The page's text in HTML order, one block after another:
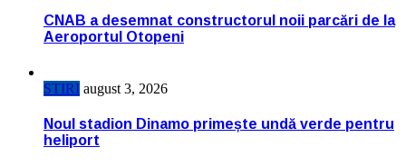
CNAB a desemnat constructorul noii parcări de la
Aeroportul Otopeni
STIRI august 3, 2026
Noul stadion Dinamo primește undă verde pentru
heliport